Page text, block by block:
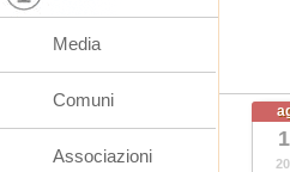
Media
Comuni
Associazioni